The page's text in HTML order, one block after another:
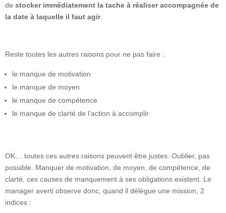
de stocker immédiatement la tache à réaliser accompagnée de
la date à laquelle il faut agir.
Reste toutes les autres raisons pour ne pas faire :
le manque de motivation
le manque de moyen
le manque de compétence
le manque de clarté de l’action à accomplir
OK… toutes ces autres raisons peuvent être justes. Oublier, pas
possible. Manquer de motivation, de moyen, de compétence, de
clarté, ces causes de manquement à ses obligations existent. Le
manager averti observe donc, quand il délègue une mission, 2
indices :